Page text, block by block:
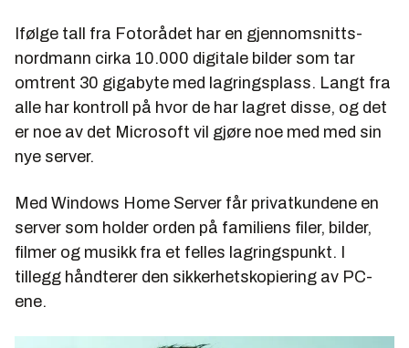
Ifølge tall fra Fotorådet har en gjennomsnitts-
nordmann cirka 10.000 digitale bilder som tar
omtrent 30 gigabyte med lagringsplass. Langt fra
alle har kontroll på hvor de har lagret disse, og det
er noe av det Microsoft vil gjøre noe med med sin
nye server.
Med Windows Home Server får privatkundene en
server som holder orden på familiens filer, bilder,
filmer og musikk fra et felles lagringspunkt. I
tillegg håndterer den sikkerhetskopiering av PC-
ene.